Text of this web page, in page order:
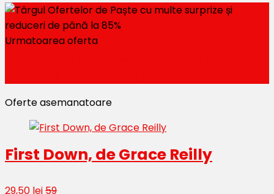
Urmatoarea oferta
Oferte asemanatoare
First Down, de Grace Reilly
29,50 lei59